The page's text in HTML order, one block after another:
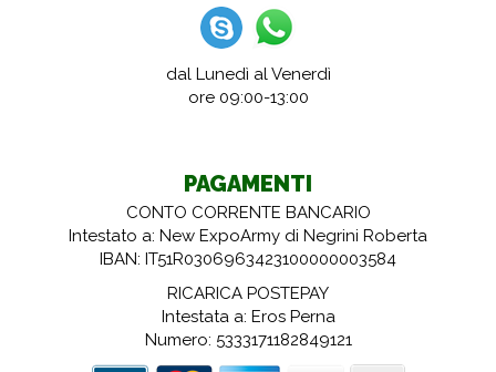
dal Lunedì al Venerdì
ore 09:00-13:00
PAGAMENTI
CONTO CORRENTE BANCARIO
Intestato a: New ExpoArmy di Negrini Roberta
IBAN: IT51R0306963423100000003584
RICARICA POSTEPAY
Intestata a: Eros Perna
Numero: 5333171182849121